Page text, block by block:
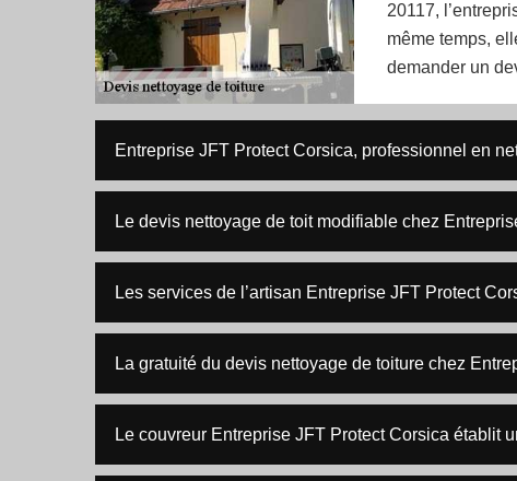
20117,
même temps,
demander un
Entreprise JFT Protect Corsica, professionnel en
Le devis nettoyage de toit modifiable chez
Les services de l’artisan Entreprise JFT Protect
La gratuité du devis nettoyage de toiture chez
Le couvreur Entreprise JFT Protect Corsica établit